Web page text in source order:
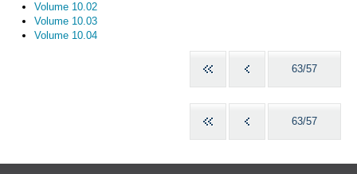
Volume 10.02
Volume 10.03
Volume 10.04
63/57
63/57